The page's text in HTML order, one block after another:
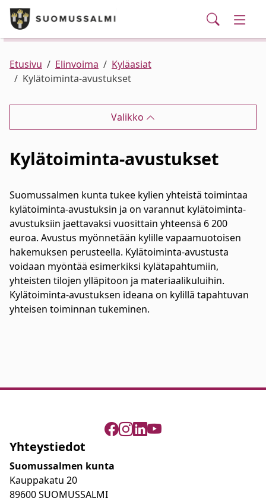
Siirry pääsisältöön
Puhelinluettelo/yhteystiedot
Palvelut
Ajankohtaista
Verkkokauppa
Haku
Kunta ja hallinto
Asuminen ja ympäristö
Elinvoima
Kulttuuri, vapaa-aika ja nuoret
Etusivu Elinvoima
Kyläasiat
Kylätoiminta-avustukset
Valikko
Kylätoiminta-avustukset
Suomussalmen kunta tukee kylien yhteistä toimintaa
kylätoiminta-avustuksin ja on varannut kylätoiminta-
avustuksiin jaettavaksi vuosittain yhteensä 6 200
euroa. Avustus myönnetään kylille vapaamuotoisen
hakemuksen perusteella. Kylätoiminta-avustusta
voidaan myöntää esimerkiksi kylätapahtumiin,
yhteisten tilojen ylläpitoon ja materiaalikuluihin.
Kylätoiminta-avustuksen ideana on kylillä tapahtuvan
yhteisen toiminnan tukeminen.
Yhteystiedot
Suomussalmen kunta
Kauppakatu 20
89600 SUOMUSSALMI